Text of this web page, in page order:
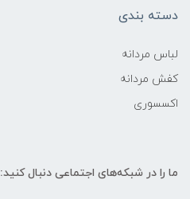
دسته بندی
لباس مردانه
کفش مردانه
اکسسوری
ما را در شبکه‌های اجتماعی دنبال کنید: